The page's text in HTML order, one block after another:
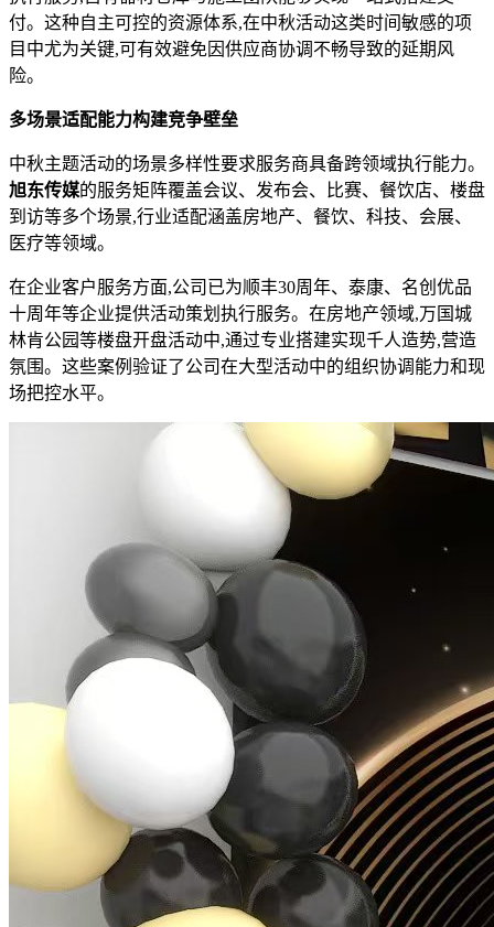
付。这种自主可控的资源体系,在中秋活动这类时间敏感的项
目中尤为关键,可有效避免因供应商协调不畅导致的延期风
险。
多场景适配能力构建竞争壁垒
中秋主题活动的场景多样性要求服务商具备跨领域执行能力。
旭东传媒的服务矩阵覆盖会议、发布会、比赛、餐饮店、楼盘
到访等多个场景,行业适配涵盖房地产、餐饮、科技、会展、
医疗等领域。
在企业客户服务方面,公司已为顺丰30周年、泰康、名创优品
十周年等企业提供活动策划执行服务。在房地产领域,万国城
林肯公园等楼盘开盘活动中,通过专业搭建实现千人造势,营造
氛围。这些案例验证了公司在大型活动中的组织协调能力和现
场把控水平。